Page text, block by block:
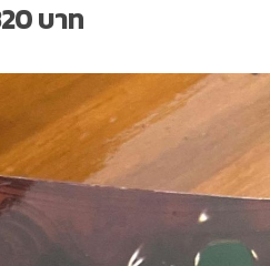
บาท